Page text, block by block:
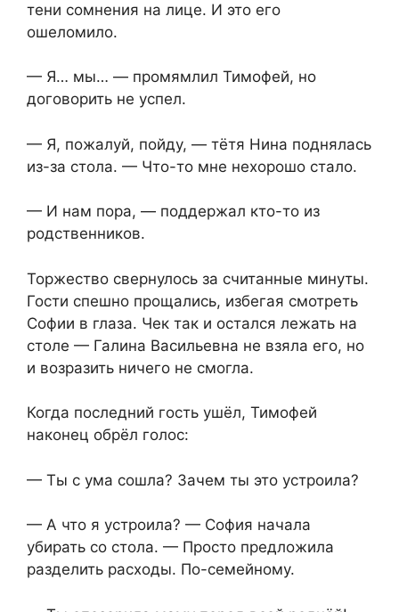
тени сомнения на лице. И это его
ошеломило.
— Я… мы… — промямлил Тимофей, но
договорить не успел.
— Я, пожалуй, пойду, — тётя Нина поднялась
из-за стола. — Что-то мне нехорошо стало.
— И нам пора, — поддержал кто-то из
родственников.
Торжество свернулось за считанные минуты.
Гости спешно прощались, избегая смотреть
Софии в глаза. Чек так и остался лежать на
столе — Галина Васильевна не взяла его, но
и возразить ничего не смогла.
Когда последний гость ушёл, Тимофей
наконец обрёл голос:
— Ты с ума сошла? Зачем ты это устроила?
— А что я устроила? — София начала
убирать со стола. — Просто предложила
разделить расходы. По-семейному.